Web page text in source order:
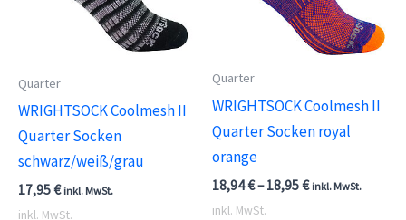
auf
der
Produktseite
gewählt
werden
der
Quarter
WRIGHTSOCK Coolmesh II
Quarter Socken
schwarz/weiß/grau
17,95€ inkl. MwSt.
inkl. MwSt.
Quarter
WRIGHTSOCK Coolmesh II
Quarter Socken royal
orange
18,94€–18,95€ inkl. MwSt.
inkl. MwSt.